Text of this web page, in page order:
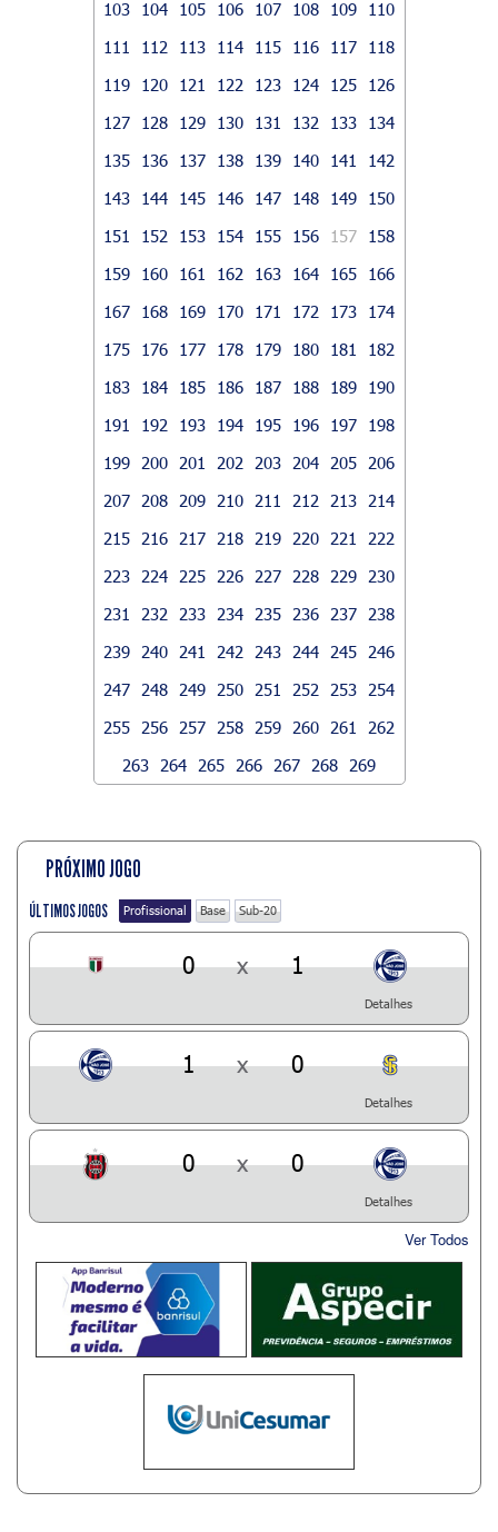
103
104 105 106 107 108 109
110
111
112 113 114 115 116 117
118
119
120 121 122 123 124 125
126
127
128 129 130 131 132 133
134
135
136 137 138 139 140 141
142
143
144 145 146 147 148 149
150
151
152 153 154 155 156 157
158
159
160 161 162 163 164 165
166
167
168 169 170 171 172 173
174
175
176 177 178 179 180 181
182
183
184 185 186 187 188 189
190
191
192 193 194 195 196 197
198
199
200 201 202 203 204 205
206
207
208 209 210 211 212 213
214
215
216 217 218 219 220 221
222
223
224 225 226 227 228 229
230
231
232 233 234 235 236 237
238
239
240 241 242 243 244 245
246
247
248 249 250 251 252 253
254
255
256 257 258 259 260 261
262
263
264 265 266 267 268 269
PRÓXIMO JOGO
ÚLTIMOS JOGOS Profissional Base Sub-20
0 x 1
Detalhes
1 x 0
Detalhes
0 x 0
Detalhes
Ver Todos